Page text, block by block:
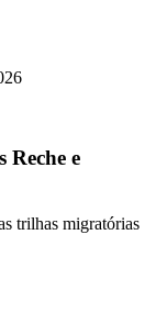
e
trilhas migratórias